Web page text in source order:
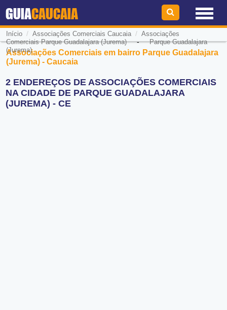
GUIACAUCAIA
Início / Associações Comerciais Caucaia/ Associações
Comerciais Parque Guadalajara (Jurema)-Parque Guadalajara
(Jurema)
Associações Comerciais em bairro Parque Guadalajara
(Jurema) - Caucaia
2 ENDEREÇOS DE ASSOCIAÇÕES COMERCIAIS
NA CIDADE DE PARQUE GUADALAJARA
(JUREMA) - CE